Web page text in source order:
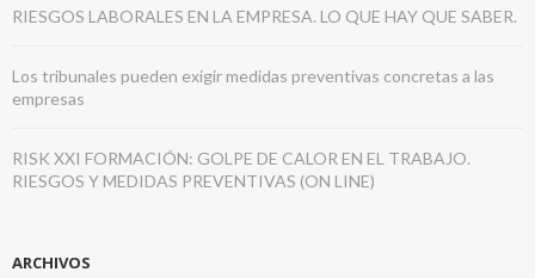
RIESGOS LABORALES EN LA EMPRESA. LO QUE HAY QUE SABER.
Los tribunales pueden exigir medidas preventivas concretas a las
empresas
RISK XXI FORMACIÓN: GOLPE DE CALOR EN EL TRABAJO.
RIESGOS Y MEDIDAS PREVENTIVAS (ON LINE)
ARCHIVOS